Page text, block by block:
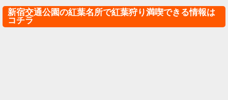
新宿交通公園の紅葉名所で紅葉狩り満喫できる情報は
コチラ